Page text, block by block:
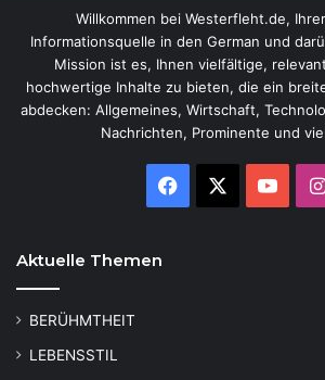
Willkommen bei Westerfleht.de,
Informationsquelle in den German und
Mission ist es, Ihnen vielfältige,
hochwertige Inhalte zu bieten, die ein
abdecken: Allgemeines, Wirtschaft,
Nachrichten, Prominente und
Facebook
Aktuelle Themen
BERÜHMTHEIT
LEBENSSTIL